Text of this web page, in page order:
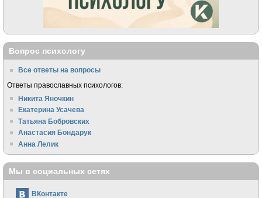
Вопрос психологу
Все ответы на вопросы
Ответы православных психологов:
Никита Яночкин
Екатерина Усачева
Татьяна Бобровских
Анастасия Бондарук
Анна Лелик
Мы в социальных сетях
ВКонтакте